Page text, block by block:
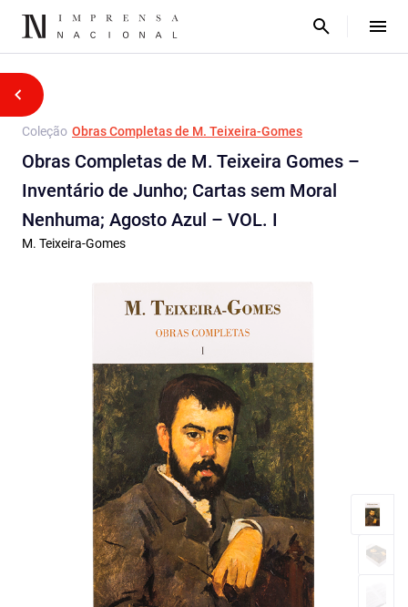
Coleção Obras Completas de M. Teixeira-Gomes
Obras Completas de M. Teixeira Gomes –
Inventário de Junho; Cartas sem Moral
Nenhuma; Agosto Azul – VOL. I
M. Teixeira-Gomes